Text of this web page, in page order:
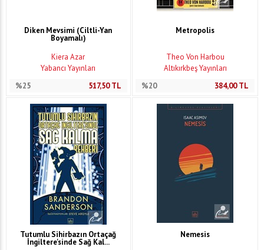
Diken Mevsimi (Ciltli-Yan
Boyamalı)
Kiera Azar
Yabancı Yayınları
%25
517,50TL
Metropolis
Theo Von Harbou
Altıkırkbeş Yayınları
%20
384,00TL
Tutumlu Sihirbazın Ortaçağ
İngiltere'sinde Sağ Kal...
Nemesis